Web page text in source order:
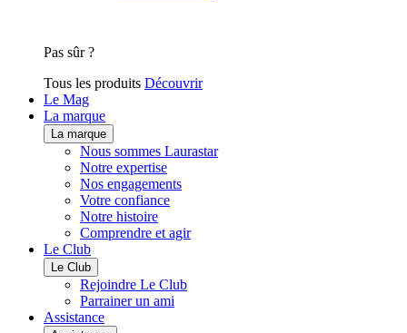
Pas sûr ?
Tous les produits Découvrir
Le Mag
La marque
La marque
Nous sommes Laurastar
Notre expertise
Nos engagements
Votre confiance
Notre histoire
Comprendre et agir
Le Club
Le Club
Rejoindre Le Club
Parrainer un ami
Assistance